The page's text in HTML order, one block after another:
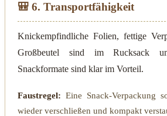
🎒 6. Transportfähigkeit
Knickempfindliche Folien, fettige
Großbeutel sind im Rucksack
Snackformate sind klar im Vorteil.
Faustregel: Eine Snack-Verpackung
wieder verschließen und kompakt